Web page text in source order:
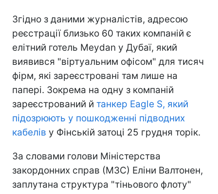
Згідно з даними журналістів, адресою
реєстрації близько 60 таких компаній є
елітний готель Meydan у Дубаї, який
виявився "віртуальним офісом" для тисяч
фірм, які зареєстровані там лише на
папері. Зокрема на одну з компаній
зареєстрований й танкер Eagle S, який
підозрюють у пошкодженні підводних
кабелів у Фінській затоці 25 грудня торік.
За словами голови Міністерства
закордонних справ (МЗС) Еліни Валтонен,
заплутана структура "тіньового флоту"